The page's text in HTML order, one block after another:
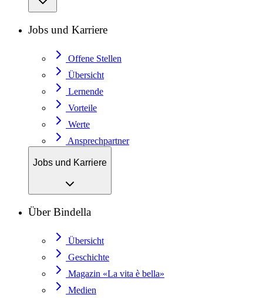
Jobs und Karriere
Offene Stellen
Übersicht
Lernende
Vorteile
Werte
Ansprechpartner
Jobs und Karriere
Über Bindella
Übersicht
Geschichte
Magazin «La vita è bella»
Medien